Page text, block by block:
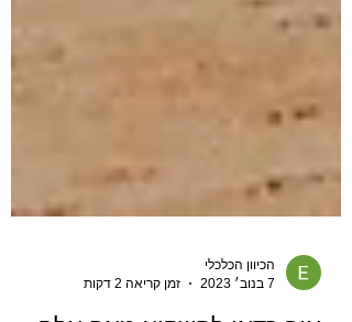
הכיוון הכלכלי